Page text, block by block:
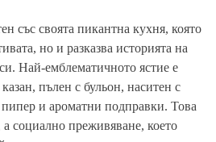
със своята пикантна кухня, която
но и разказва историята на
Най-емблематичното ястие е
пълен с бульон, наситен с
и ароматни подправки. Това
а социално преживяване, което